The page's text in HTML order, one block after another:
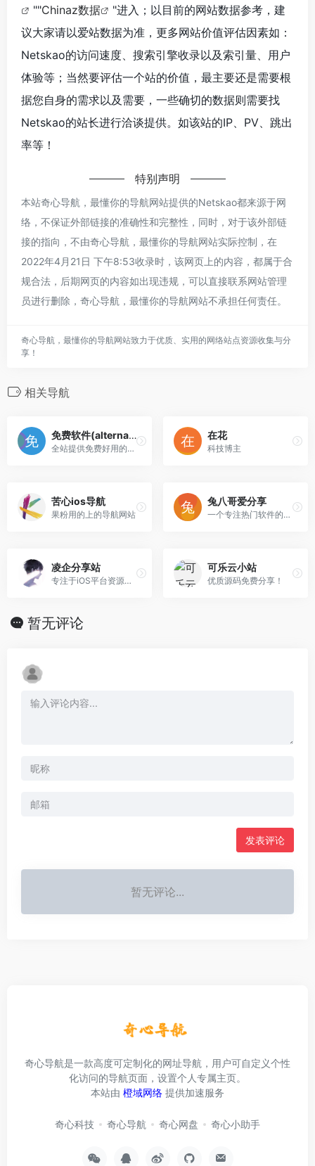
""Chinaz数据
"进入；以目前的网站数据参考，建
议大家请以爱站数据为准，更多网站价值评估因素如：
Netskao的访问速度、搜索引擎收录以及索引量、用户
体验等；当然要评估一个站的价值，最主要还是需要根
据您自身的需求以及需要，一些确切的数据则需要找
Netskao的站长进行洽谈提供。如该站的IP、PV、跳出
率等！
特别声明
本站奇心导航，最懂你的导航网站提供的Netskao都来源于网
络，不保证外部链接的准确性和完整性，同时，对于该外部链
接的指向，不由奇心导航，最懂你的导航网站实际控制，在
2022年4月21日 下午8:53收录时，该网页上的内容，都属于合
规合法，后期网页的内容如出现违规，可以直接联系网站管理
员进行删除，奇心导航，最懂你的导航网站不承担任何责任。
奇心导航，最懂你的导航网站致力于优质、实用的网络站点资源收集与分
享！
相关导航
免费软件(alternativeto)
全站提供免费好用的软件下载
在花
科技博主
苦心ios导航
果粉用的上的导航网站
兔八哥爱分享
一个专注热门软件的分享
凌企分享站
专注于iOS平台资源分享
可乐云小站
优质源码免费分享！
暂无评论
发表评论
暂无评论...
奇心导航是一款高度可定制化的网址导航，用户可自定义个性
化访问的导航页面，设置个人专属主页。
本站由 橙域网络 提供加速服务
奇心科技 奇心导航 奇心网盘 奇心小助手